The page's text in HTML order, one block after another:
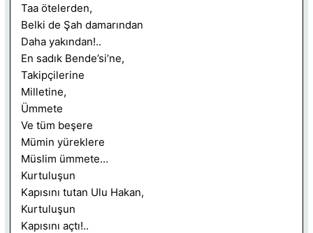
Taa ötelerden,
Belki de Şah damarından
Daha yakından!..
En sadık Bende’si’ne,
Takipçilerine
Milletine,
Ümmete
Ve tüm beşere
Mümin yüreklere
Müslim ümmete…
Kurtuluşun
Kapısını tutan Ulu Hakan,
Kurtuluşun
Kapısını açtı!..